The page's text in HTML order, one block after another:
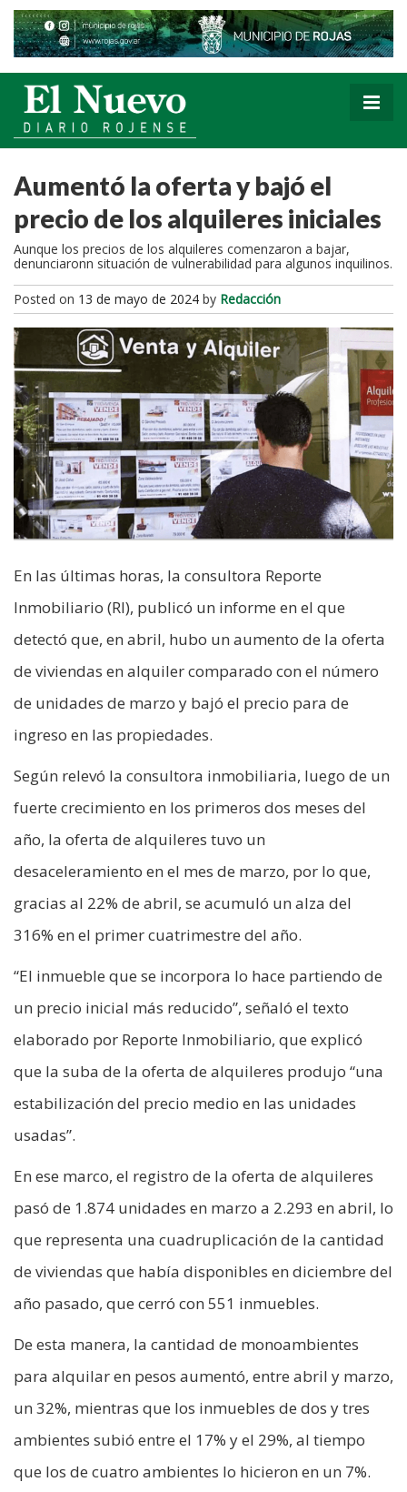
Aumentó la oferta y bajó el
precio de los alquileres iniciales
Aunque los precios de los alquileres comenzaron a bajar,
denunciaronn situación de vulnerabilidad para algunos inquilinos.
Posted on 13 de mayo de 2024 by Redacción
En las últimas horas, la consultora Reporte
Inmobiliario (RI), publicó un informe en el que
detectó que, en abril, hubo un aumento de la oferta
de viviendas en alquiler comparado con el número
de unidades de marzo y bajó el precio para de
ingreso en las propiedades.
Según relevó la consultora inmobiliaria, luego de un
fuerte crecimiento en los primeros dos meses del
año, la oferta de alquileres tuvo un
desaceleramiento en el mes de marzo, por lo que,
gracias al 22% de abril, se acumuló un alza del
316% en el primer cuatrimestre del año.
“El inmueble que se incorpora lo hace partiendo de
un precio inicial más reducido”, señaló el texto
elaborado por Reporte Inmobiliario, que explicó
que la suba de la oferta de alquileres produjo “una
estabilización del precio medio en las unidades
usadas”.
En ese marco, el registro de la oferta de alquileres
pasó de 1.874 unidades en marzo a 2.293 en abril, lo
que representa una cuadruplicación de la cantidad
de viviendas que había disponibles en diciembre del
año pasado, que cerró con 551 inmuebles.
De esta manera, la cantidad de monoambientes
para alquilar en pesos aumentó, entre abril y marzo,
un 32%, mientras que los inmuebles de dos y tres
ambientes subió entre el 17% y el 29%, al tiempo
que los de cuatro ambientes lo hicieron en un 7%.